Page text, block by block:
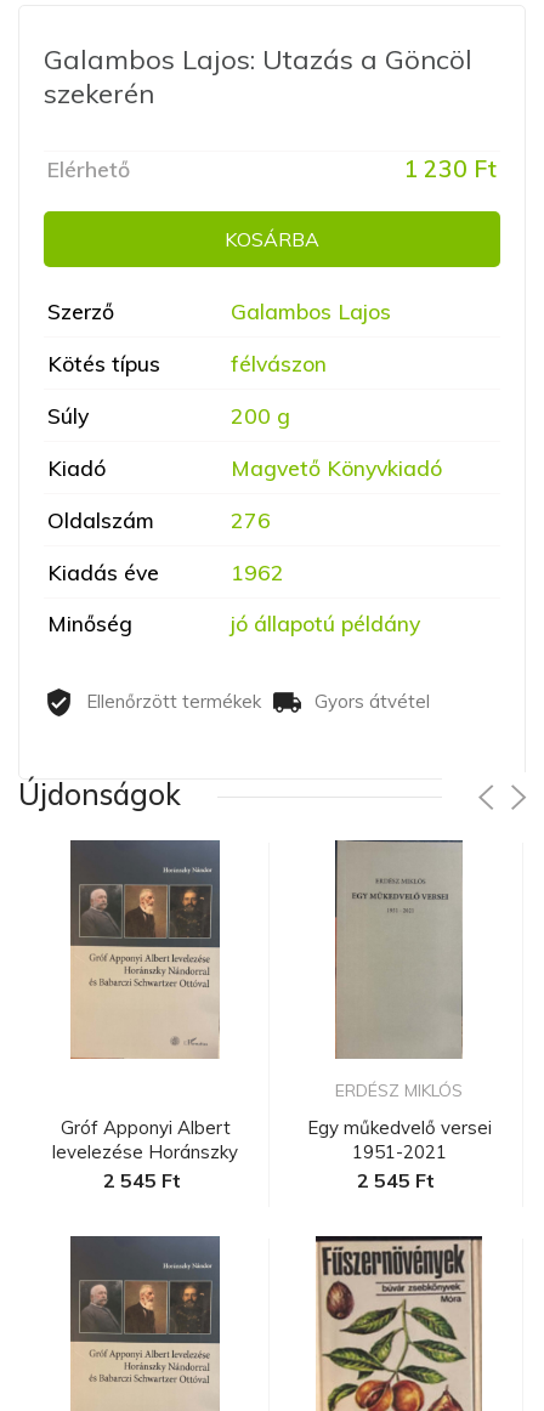
Galambos Lajos: Utazás a Göncöl
szekerén
Elérhető 1 230 Ft
KOSÁRBA
Szerző
Galambos Lajos
Kötés típus
félvászon
Súly
200 g
Kiadó
Magvető Könyvkiadó
Oldalszám
276
Kiadás éve
1962
Minőség
jó állapotú példány
Ellenőrzött termékek Gyors átvétel
Újdonságok
Gróf Apponyi Albert
levelezése Horánszky
Nándorra...
2 545 Ft
ERDÉSZ MIKLÓS
Egy műkedvelő versei
1951-2021
2 545 Ft